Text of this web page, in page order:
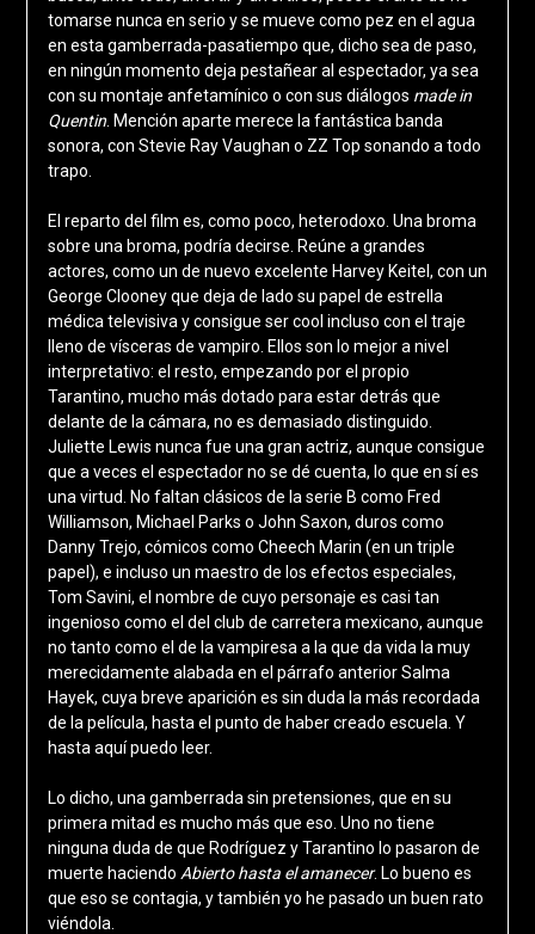
tomarse nunca en serio y se mueve como pez en el agua
en esta gamberrada-pasatiempo que, dicho sea de paso,
en ningún momento deja pestañear al espectador, ya sea
con su montaje anfetamínico o con sus diálogos made in
Quentin. Mención aparte merece la fantástica banda
sonora, con Stevie Ray Vaughan o ZZ Top sonando a todo
trapo.
El reparto del film es, como poco, heterodoxo. Una broma
sobre una broma, podría decirse. Reúne a grandes
actores, como un de nuevo excelente Harvey Keitel, con un
George Clooney que deja de lado su papel de estrella
médica televisiva y consigue ser cool incluso con el traje
lleno de vísceras de vampiro. Ellos son lo mejor a nivel
interpretativo: el resto, empezando por el propio
Tarantino, mucho más dotado para estar detrás que
delante de la cámara, no es demasiado distinguido.
Juliette Lewis nunca fue una gran actriz, aunque consigue
que a veces el espectador no se dé cuenta, lo que en sí es
una virtud. No faltan clásicos de la serie B como Fred
Williamson, Michael Parks o John Saxon, duros como
Danny Trejo, cómicos como Cheech Marin (en un triple
papel), e incluso un maestro de los efectos especiales,
Tom Savini, el nombre de cuyo personaje es casi tan
ingenioso como el del club de carretera mexicano, aunque
no tanto como el de la vampiresa a la que da vida la muy
merecidamente alabada en el párrafo anterior Salma
Hayek, cuya breve aparición es sin duda la más recordada
de la película, hasta el punto de haber creado escuela. Y
hasta aquí puedo leer.
Lo dicho, una gamberrada sin pretensiones, que en su
primera mitad es mucho más que eso. Uno no tiene
ninguna duda de que Rodríguez y Tarantino lo pasaron de
muerte haciendo Abierto hasta el amanecer. Lo bueno es
que eso se contagia, y también yo he pasado un buen rato
viéndola.